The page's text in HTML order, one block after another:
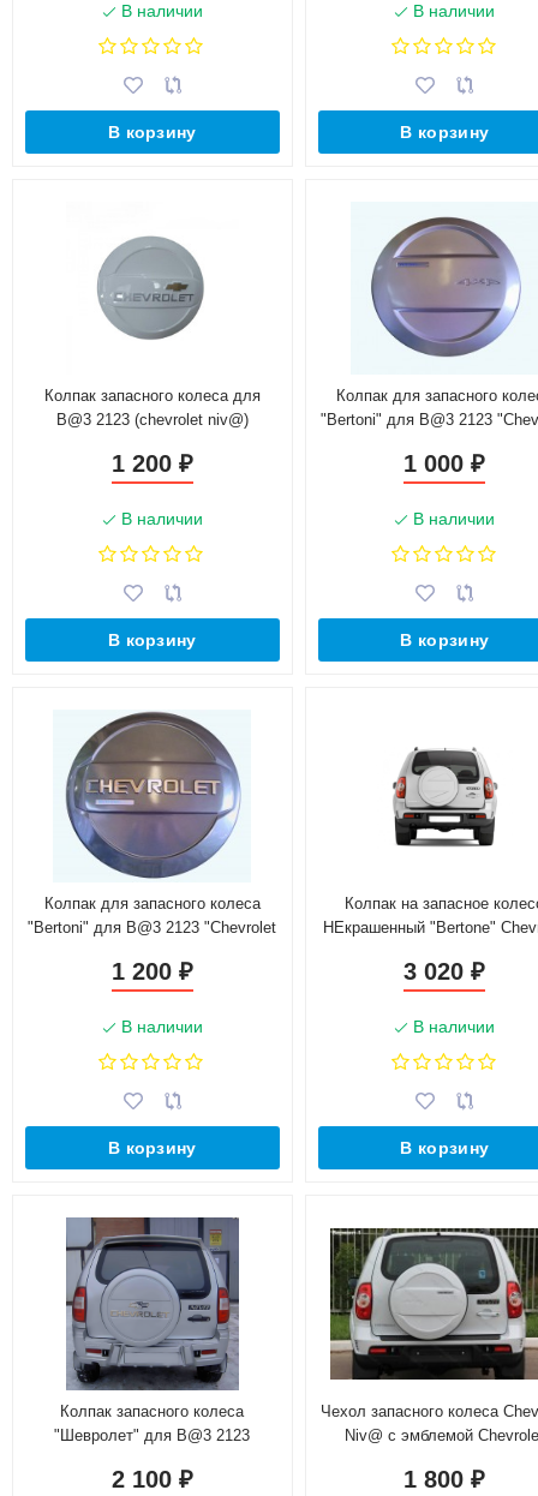
В наличии
В корзину
В наличии
В корзину
Колпак запасного колеса для
B@3 2123 (chevrolet niv@)
1 200 ₽
В наличии
В корзину
Колпак для запасного
"Bertoni" для B@3 2123
1 000₽
В наличии
В корзину
Колпак для запасного колеса
"Bertoni" для B@3 2123 "Chevrolet
1 200 ₽
В наличии
В корзину
Колпак на запасное
НЕкрашенный "Bertone"
2020-н.в.
3 020₽
В наличии
В корзину
Колпак запасного колеса
"Шевролет" для B@3 2123
2 100 ₽
Чехол запасного колеса
Niv@ с эмблемой
1 800₽